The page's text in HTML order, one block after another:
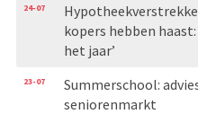
24-07
kopers hebben
het jaar’
23-07
Summerschool:
seniorenmarkt